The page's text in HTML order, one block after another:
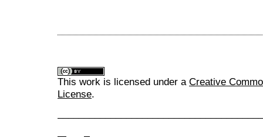
This work is licensed under a Creative
License.